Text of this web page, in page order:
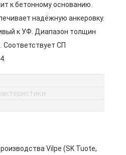
к бетонному основанию.
надёжную анкеровку.
к УФ. Диапазон толщин
Соответствует СП
Vilpe (SK Tuote,